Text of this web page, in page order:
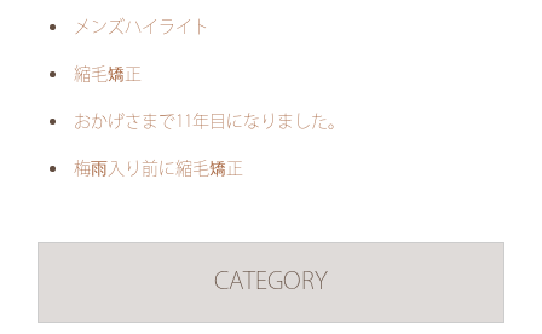
メンズハイライト
縮毛矯正
おかげさまで11年目になりました。
梅雨入り前に縮毛矯正
CATEGORY